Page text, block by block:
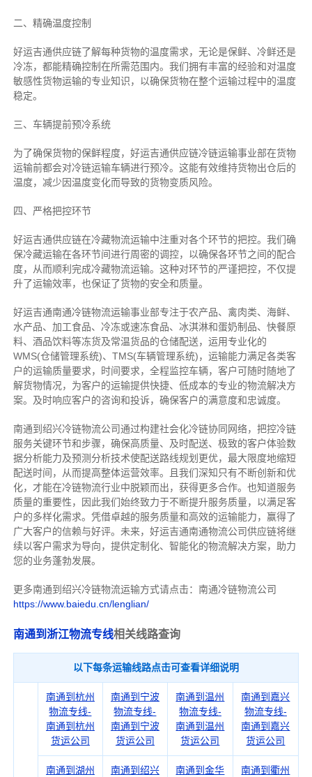
二、 精确温度控制
好运吉通供应链了解每种货物的温度需求，无论是保鲜、冷鲜还是
冷冻，都能精确控制在所需范围内。我们拥有丰富的经验和对温度
敏感性货物运输的专业知识，以确保货物在整个运输过程中的温度
稳定。
三、车辆提前预冷系统
为了确保货物的保鲜程度，好运吉通供应链冷链运输事业部在货物
运输前都会对冷链运输车辆进行预冷。这能有效维持货物出仓后的
温度，减少因温度变化而导致的货物变质风险。
四、严格把控环节
好运吉通供应链在冷藏物流运输中注重对各个环节的把控。我们确
保冷藏运输在各环节间进行周密的调控，以确保各环节之间的配合
度，从而顺利完成冷藏物流运输。这种对环节的严谨把控，不仅提
升了运输效率，也保证了货物的安全和质量。
好运吉通南通冷链物流运输事业部专注于农产品、禽肉类、海鲜、
水产品、加工食品、冷冻或速冻食品、冰淇淋和蛋奶制品、快餐原
料、酒品饮料等冻货及常温货品的仓储配送，运用专业化的
WMS(仓储管理系统)、TMS(车辆管理系统)，运输能力满足各类客
户的运输质量要求，时间要求，全程监控车辆，客户可随时随地了
解货物情况，为客户的运输提供快捷、低成本的专业的物流解决方
案。及时响应客户的咨询和投诉，确保客户的满意度和忠诚度。
南通到绍兴冷链物流公司通过构建社会化冷链协同网络，把控冷链
服务关键环节和步骤，确保高质量、及时配送、极致的客户体验数
据分析能力及预测分析技术使配送路线规划更优，最大限度地缩短
配送时间，从而提高整体运营效率。且 我们深知 只有不断创新和优
化，才能在冷链物流行业中脱颖而出，获得更多合作。也知道服务
质量的重要性，因此我们始终致力于不断提升服务质量，以满足客
户的多样化需求。 凭借卓越的服务质量和高效的运输能力，赢得了
广大客户的信赖与好评。 未来，好运吉通南通物流公司供应链将继
续以客户需求为导向，提供定制化、智能化的物流解决方案，助力
您的业务蓬勃发展。
更多南通到绍兴冷链物流运输方式请点击：南通冷链物流公司
https://www.baiedu.cn/lenglian/
南通到浙江物流专线相关线路查询
以下每条运输线路点击可查看详细说明
南通到杭州
物流专线-
南通到杭州
货运公司
南通到宁波
物流专线-
南通到宁波
货运公司
南通到温州
物流专线-
南通到温州
货运公司
南通到嘉兴
物流专线-
南通到嘉兴
货运公司
南通到湖州
南通到绍兴
南通到金华
南通到衢州